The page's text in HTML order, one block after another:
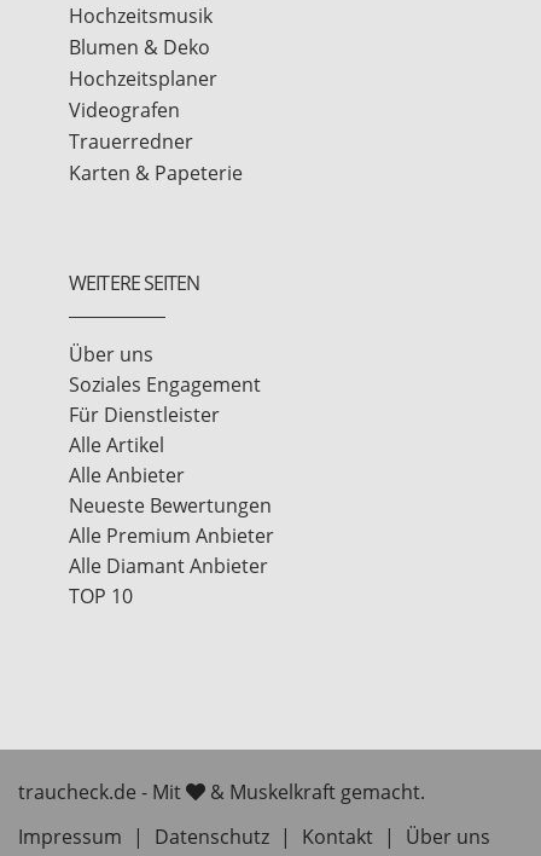
Hochzeitsmusik
Blumen & Deko
Hochzeitsplaner
Videografen
Trauerredner
Karten & Papeterie
WEITERE SEITEN
Über uns
Soziales Engagement
Für Dienstleister
Alle Artikel
Alle Anbieter
Neueste Bewertungen
Alle Premium Anbieter
Alle Diamant Anbieter
TOP 10
traucheck.de - Mit
& Muskelkraft gemacht.
Impressum
| Datenschutz | Kontakt |
Über uns